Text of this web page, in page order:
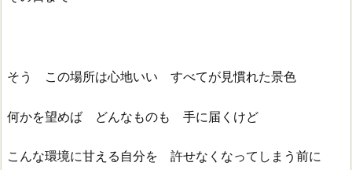
そう この場所は心地いい すべてが見慣れた景色
何かを望めば どんなものも 手に届くけど
こんな環境に甘える自分を 許せなくなってしまう前に